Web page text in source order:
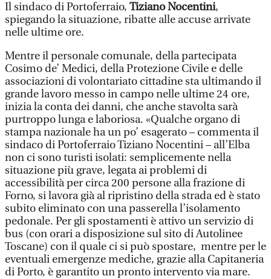
Il sindaco di Portoferraio, Tiziano Nocentini,
spiegando la situazione, ribatte alle accuse arrivate
nelle ultime ore.
Mentre il personale comunale, della partecipata
Cosimo de’ Medici, della Protezione Civile e delle
associazioni di volontariato cittadine sta ultimando il
grande lavoro messo in campo nelle ultime 24 ore,
inizia la conta dei danni, che anche stavolta sarà
purtroppo lunga e laboriosa. «Qualche organo di
stampa nazionale ha un po’ esagerato – commenta il
sindaco di Portoferraio Tiziano Nocentini – all’Elba
non ci sono turisti isolati: semplicemente nella
situazione più grave, legata ai problemi di
accessibilità per circa 200 persone alla frazione di
Forno, si lavora già al ripristino della strada ed è stato
subito eliminato con una passerella l’isolamento
pedonale. Per gli spostamenti è attivo un servizio di
bus (con orari a disposizione sul sito di Autolinee
Toscane) con il quale ci si può spostare, mentre per le
eventuali emergenze mediche, grazie alla Capitaneria
di Porto, è garantito un pronto intervento via mare.